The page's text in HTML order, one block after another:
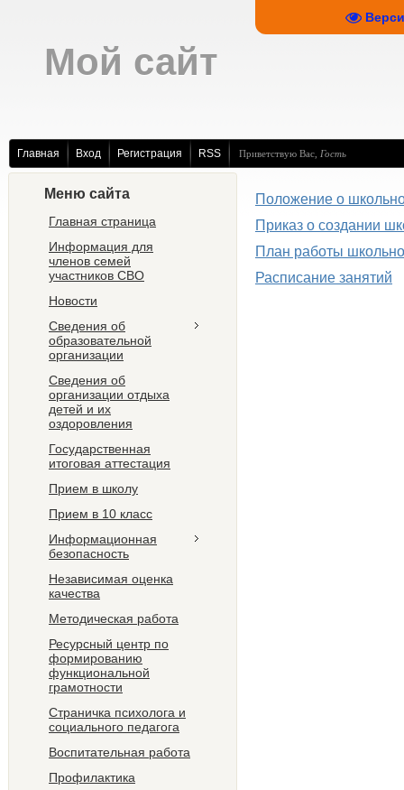
Мой сайт
Главная Вход Регистрация RSS Приветствую Вас Гость
Меню сайта
Главная страница
Информация для
членов семей
участников СВО
Новости
Сведения об
образовательной
организации
Сведения об
организации отдыха
детей и их
оздоровления
Государственная
итоговая аттестация
Прием в школу
Прием в 10 класс
Информационная
безопасность
Независимая оценка
качества
Методическая работа
Ресурсный центр по
формированию
функциональной
грамотности
Страничка психолога и
социального педагога
Воспитательная работа
Профилактика
Положение о
Приказ о создании
План работы
Расписание занятий